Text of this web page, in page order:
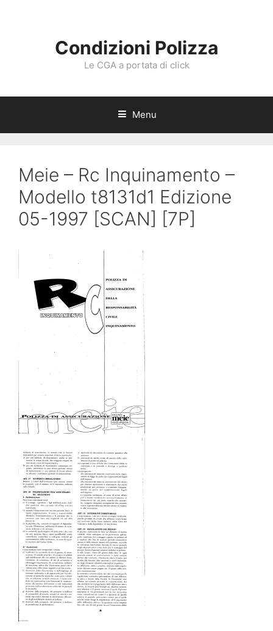
Condizioni Polizza
Le CGA a portata di click
Menu
Meie – Rc Inquinamento –
Modello t8131d1 Edizione
05-1997 [SCAN] [7P]